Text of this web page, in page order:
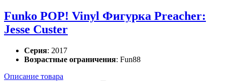
Funko POP! Vinyl Фигурка Preacher:
Jesse Custer
Серия: 2017
Возрастные ограничения: Fun88
Описание товара